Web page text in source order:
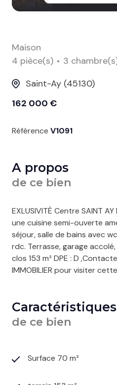
Maison
4 pièce(s)
3
Saint-Ay (45130)
162 000 €
Référence V1091
A propos
de ce bien
EXLUSIVITÉ Centre SAINT
une cuisine semi-ouverte
séjour, salle de bains avec
rdc. Terrasse, garage
clos 153 m² DPE : D
IMMOBILIER pour visiter
Caractéristiques
de ce bien
Surface 70 m²